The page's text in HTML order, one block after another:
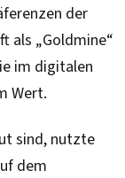
der
als „Goldmine“
im digitalen
Wert.
sind, nutzte
dem